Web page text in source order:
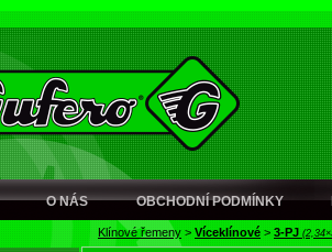
O NÁS OBCHODNÍ PODMÍNKY
Klínové řemeny > Víceklínové > 3-PJ